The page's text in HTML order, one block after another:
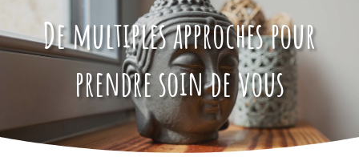
De multiples approches pour
prendre soin de vous